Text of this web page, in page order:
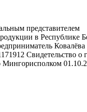
представителем
в Республике
Ковалёва
Свидетельство о
Мингорисполком